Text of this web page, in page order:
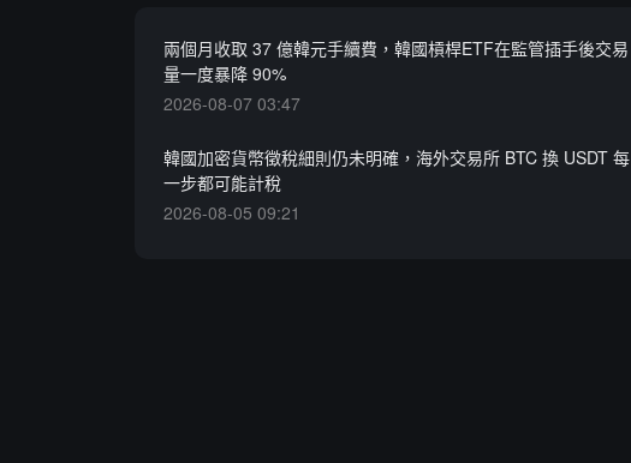
兩個月收取 37 億韓元手續費，韓國槓桿ETF在監管插手後交易
量一度暴降 90%
2026-08-07 03:47
韓國加密貨幣徵稅細則仍未明確，海外交易所 BTC 換 USDT 每
一步都可能計稅
2026-08-05 09:21